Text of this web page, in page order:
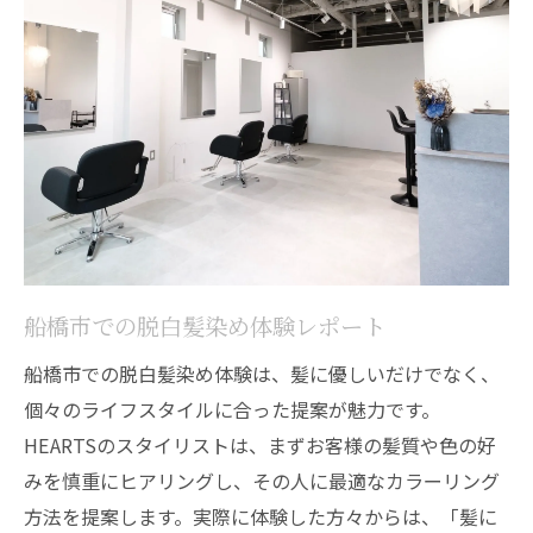
船橋市での脱白髪染め体験レポート
船橋市での脱白髪染め体験は、髪に優しいだけでなく、
個々のライフスタイルに合った提案が魅力です。
HEARTSのスタイリストは、まずお客様の髪質や色の好
みを慎重にヒアリングし、その人に最適なカラーリング
方法を提案します。実際に体験した方々からは、「髪に